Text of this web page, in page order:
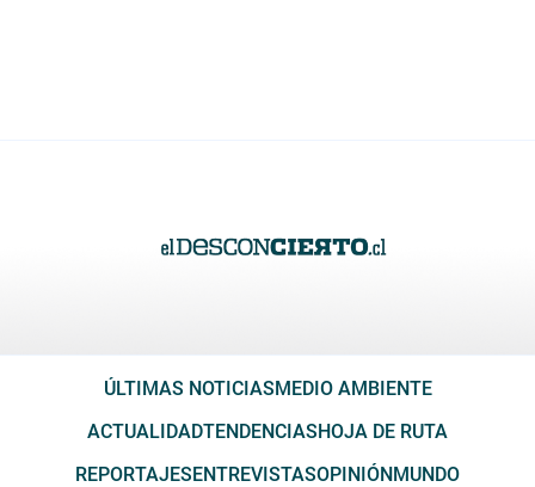
ÚLTIMAS NOTICIASMEDIO AMBIENTE
ACTUALIDADTENDENCIASHOJA DE RUTA
REPORTAJESENTREVISTASOPINIÓNMUNDO